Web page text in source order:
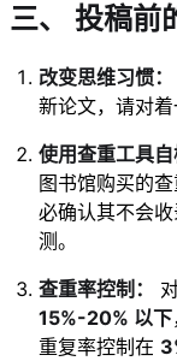
三、 投稿前
改变思维习惯：
新论文，请对着
使用查重工具自
图书馆购买的
必确认其不会
测。
查重率控制：
15%-20% 以下
重复率控制在